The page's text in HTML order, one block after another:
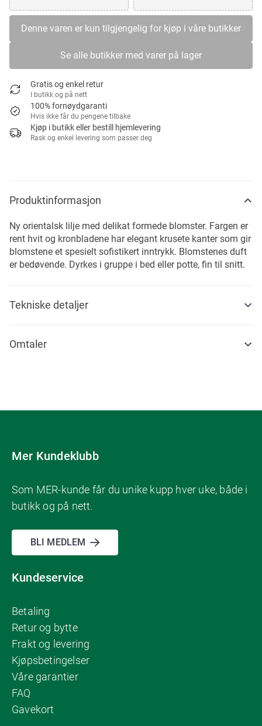
Denne varen er kun tilgjengelig for kjøp i våre butikker
Se alle butikker med varer på lager
Gratis og enkel retur
I butikk og på nett
100% fornøydgaranti
Hvis ikke får du pengene tilbake
Kjøp i butikk eller bestill hjemlevering
Rask og enkel levering som passer deg
Produktinformasjon
Ny orientalsk lilje med delikat formede blomster. Fargen er
rent hvit og kronbladene har elegant krusete kanter som gir
blomstene et spesielt sofistikert inntrykk. Blomstenes duft
er bedøvende. Dyrkes i gruppe i bed eller potte, fin til snitt.
Tekniske detaljer
Omtaler
Mer Kundeklubb
Som MER-kunde får du unike kupp hver uke, både i
butikk og på nett.
BLI MEDLEM
Kundeservice
Betaling
Retur og bytte
Frakt og levering
Kjøpsbetingelser
Våre garantier
FAQ
Gavekort